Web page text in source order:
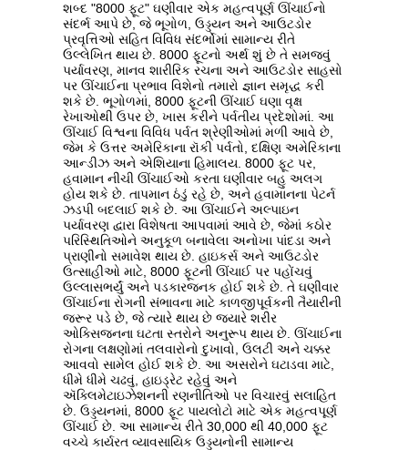
શબ્દ "8000 ફૂટ" ઘણીવાર એક મહત્વપૂર્ણ ઊંચાઈનો
સંદર્ભ આપે છે, જે ભૂગોળ, ઉડ્ડયન અને આઉટડોર
પ્રવૃત્તિઓ સહિત વિવિધ સંદર્ભોમાં સામાન્ય રીતે
ઉલ્લેખિત થાય છે. 8000 ફૂટનો અર્થ શું છે તે સમજવું
પર્યાવરણ, માનવ શારીરિક રચના અને આઉટડોર સાહસો
પર ઊંચાઈના પ્રભાવ વિશેનો તમારો જ્ઞાન સમૃદ્ધ કરી
શકે છે. ભૂગોળમાં, 8000 ફૂટની ઊંચાઈ ઘણા વૃક્ષ
રેખાઓથી ઉપર છે, ખાસ કરીને પર્વતીય પ્રદેશોમાં. આ
ઊંચાઈ વિશ્વના વિવિધ પર્વત શ્રેણીઓમાં મળી આવે છે,
જેમ કે ઉત્તર અમેરિકાના રૉકી પર્વતો, દક્ષિણ અમેરિકાના
આન્ડીઝ અને એશિયાના હિમાલય. 8000 ફૂટ પર,
હવામાન નીચી ઊંચાઈઓ કરતા ઘણીવાર બહુ અલગ
હોય શકે છે. તાપમાન ઠંડું રહે છે, અને હવામાનના પેટર્ન
ઝડપી બદલાઈ શકે છે. આ ઊંચાઈને અલ્પાઇન
પર્યાવરણ દ્વારા વિશેષતા આપવામાં આવે છે, જેમાં કઠોર
પરિસ્થિતિઓને અનુકૂળ બનાવેલા અનોખા પાંદડા અને
પ્રાણીનો સમાવેશ થાય છે. હાઇકર્સ અને આઉટડોર
ઉત્સાહીઓ માટે, 8000 ફૂટની ઊંચાઈ પર પહોંચવું
ઉલ્લાસભર્યું અને પડકારજનક હોઈ શકે છે. તે ઘણીવાર
ઊંચાઈના રોગની સંભાવના માટે કાળજીપૂર્વકની તૈયારીની
જરૂર પડે છે, જે ત્યારે થાય છે જ્યારે શરીર
ઓક્સિજનના ઘટતા સ્તરોને અનુરૂપ થાય છે. ઊંચાઈના
રોગના લક્ષણોમાં તલવારોનો દુખાવો, ઉલટી અને ચક્કર
આવવો સામેલ હોઈ શકે છે. આ અસરોને ઘટાડવા માટે,
ધીમે ધીમે ચઢવું, હાઇડ્રેટ રહેવું અને
ઍક્લિમેટાઇઝેશનની રણનીતિઓ પર વિચારવું સલાહિત
છે. ઉડ્ડયનમાં, 8000 ફૂટ પાયલોટો માટે એક મહત્વપૂર્ણ
ઊંચાઈ છે. આ સામાન્ય રીતે 30,000 થી 40,000 ફૂટ
વચ્ચે કાર્યરત વ્યાવસાયિક ઉડ્ડયનોની સામાન્ય